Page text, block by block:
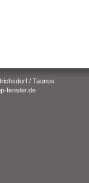
/ Taunus
fenster.de